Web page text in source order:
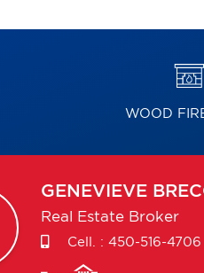
WOOD
GENEVIEVE
Real Estate Broker
Cell. : 450-516-4706